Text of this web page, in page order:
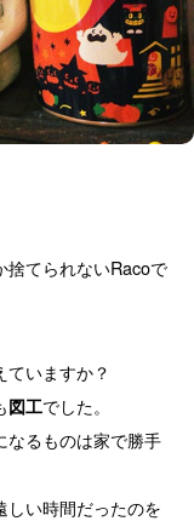
捨てられないRacoで
いますか？
図工でした。
なるものは家で勝手
い時間だったのを